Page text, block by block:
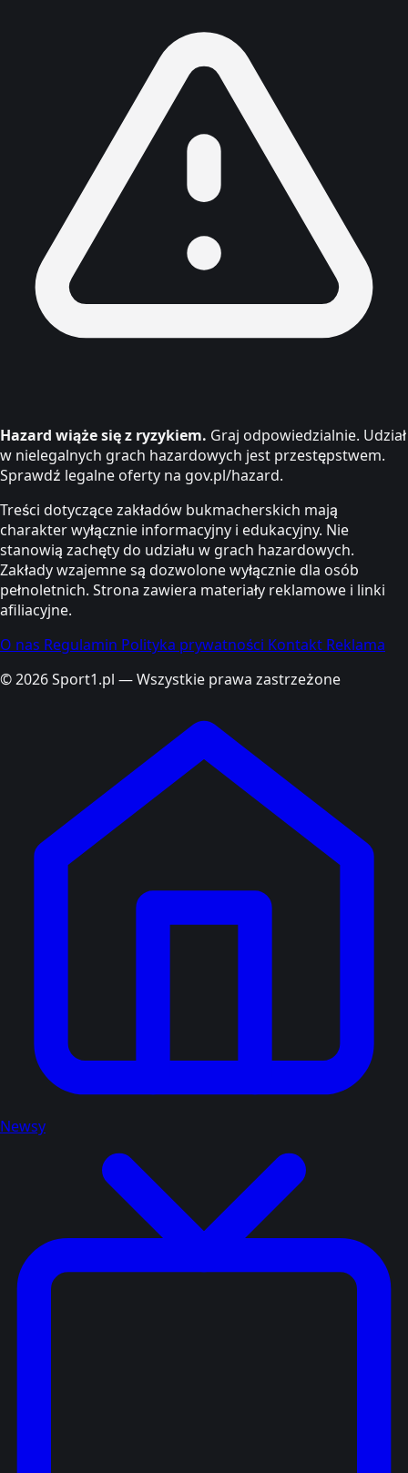
Hazard wiąże się z ryzykiem. Graj odpowiedzialnie. Udział
w nielegalnych grach hazardowych jest przestępstwem.
Sprawdź legalne oferty na gov.pl/hazard.
Treści dotyczące zakładów bukmacherskich mają
charakter wyłącznie informacyjny i edukacyjny. Nie
stanowią zachęty do udziału w grach hazardowych.
Zakłady wzajemne są dozwolone wyłącznie dla osób
pełnoletnich. Strona zawiera materiały reklamowe i linki
afiliacyjne.
O nas Regulamin Polityka prywatności Kontakt Reklama
© 2026 Sport1.pl — Wszystkie prawa zastrzeżone
Newsy